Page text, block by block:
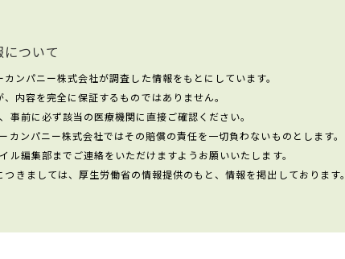
ついて
ンパニー株式会社が調査した情報をもとにしています。
内容を完全に保証するものではありません。
前に必ず該当の医療機関に直接ご確認ください。
ンパニー株式会社ではその賠償の責任を一切負わないものとします。
編集部までご連絡をいただけますようお願いいたします。
きましては、厚生労働省の情報提供のもと、情報を掲出しております。